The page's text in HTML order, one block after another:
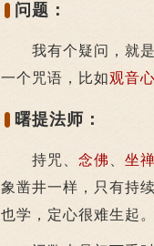
问题：
我有个疑问，就是
一个咒语，比如观音
曙提法师：
持咒、 念佛 坐禅
象凿井一样，只有持
也学，定心很难生起。